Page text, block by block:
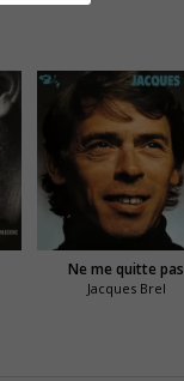
Ne me quitte pas
Jacques Brel